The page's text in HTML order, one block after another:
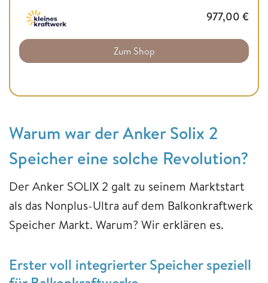
977,00 €
Zum Shop
Warum war der Anker Solix 2
Speicher eine solche Revolution?
Der Anker SOLIX 2 galt zu seinem Marktstart
als das Nonplus-Ultra auf dem Balkonkraftwerk
Speicher Markt. Warum? Wir erklären es.
Erster voll integrierter Speicher speziell